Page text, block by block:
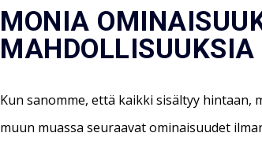
MONIA
MAHDOLLISUUKSIA
Kun sanomme, että kaikki sisältyy hintaan,
muun muassa seuraavat ominaisuudet